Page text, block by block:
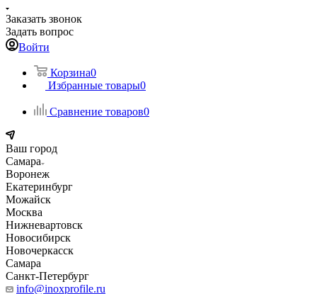
Заказать звонок
Задать вопрос
Войти
Корзина0
Избранные товары0
Сравнение товаров0
Ваш город
Самара
Воронеж
Екатеринбург
Можайск
Москва
Нижневартовск
Новосибирск
Новочеркасск
Самара
Санкт-Петербург
info@inoxprofile.ru